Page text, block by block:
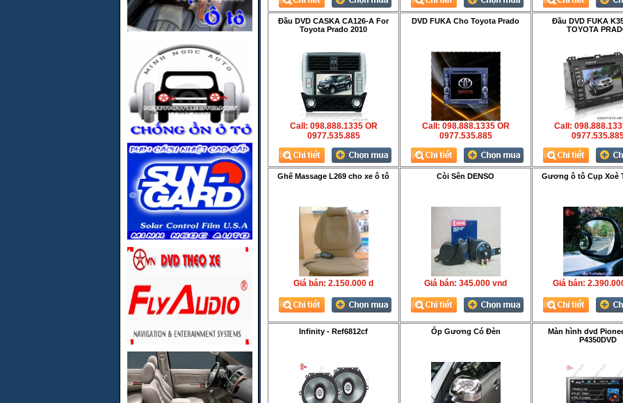
Đầu DVD CASKA CA126-A For
Toyota Prado 2010
Call: 098.888.1335 OR
0977.535.885
DVD FUKA Cho Toyota Prado
Call: 098.888.1335 OR
0977.535.885
Đầu DVD FUKA
TOYOTA
Call:
Ghế Massage L269 cho xe ô tô
Giá bán: 2.150.000 d
Còi Sên DENSO
Giá bán: 345.000 vnd
Gương ô tô Cụp Xoè
Giá bán:
Infinity - Ref6812cf Ốp Gương Có Đèn
Màn hình dvd
P4350DVD